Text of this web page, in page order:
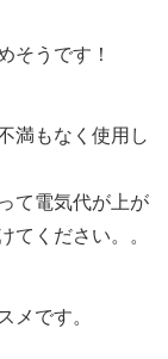
そうです！
満もなく使用し
て電気代が上が
てください。。
メです。